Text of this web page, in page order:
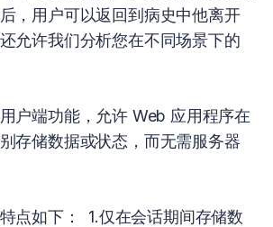
，用户可以返回到病史中他离开
允许我们分析您在不同场景下的
户端功能，允许 Web 应用程序在
存储数据或状态，而无需服务器
点如下： 1.仅在会话期间存储数